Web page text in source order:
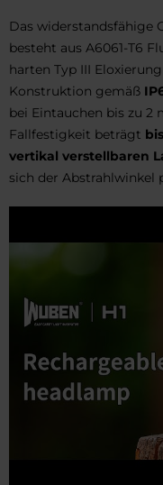
Das widerstandsfähige
besteht aus A6061-T6
harten Typ III
Konstruktion gemäß
bei Eintauchen bis zu 2
Fallfestigkeit beträgt
vertikal verstellbaren
sich der Abstrahlwinkel